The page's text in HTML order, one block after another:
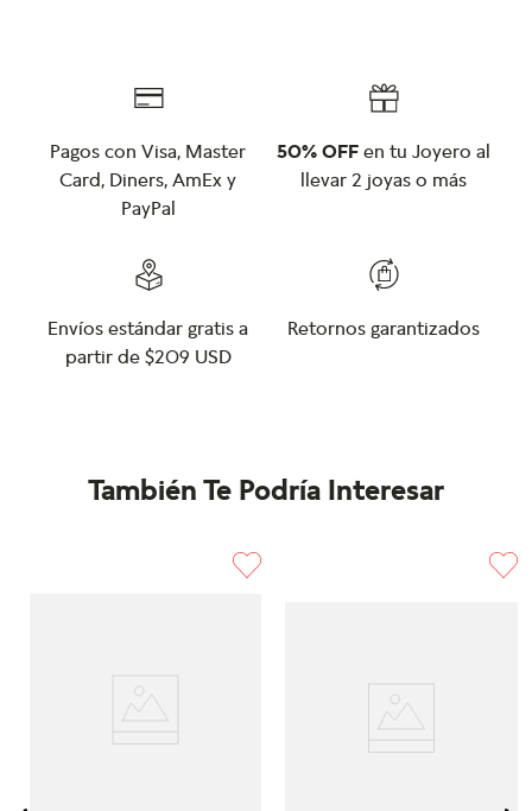
Pagos con Visa, Master
Card, Diners, AmEx y
PayPal
50% OFF en tu Joyero al
llevar 2 joyas o más
Envíos estándar gratis a
partir de $209 USD
Retornos garantizados
También Te Podría Interesar